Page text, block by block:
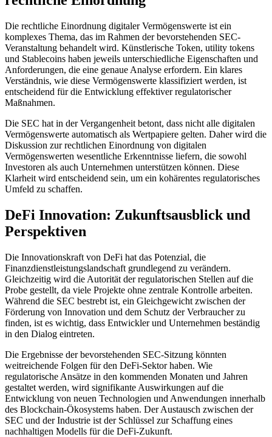
Die rechtliche Einordnung digitaler Vermögenswerte ist ein
komplexes Thema, das im Rahmen der bevorstehenden SEC-
Veranstaltung behandelt wird. Künstlerische Token, utility tokens
und Stablecoins haben jeweils unterschiedliche Eigenschaften und
Anforderungen, die eine genaue Analyse erfordern. Ein klares
Verständnis, wie diese Vermögenswerte klassifiziert werden, ist
entscheidend für die Entwicklung effektiver regulatorischer
Maßnahmen.
Die SEC hat in der Vergangenheit betont, dass nicht alle digitalen
Vermögenswerte automatisch als Wertpapiere gelten. Daher wird die
Diskussion zur rechtlichen Einordnung von digitalen
Vermögenswerten wesentliche Erkenntnisse liefern, die sowohl
Investoren als auch Unternehmen unterstützen können. Diese
Klarheit wird entscheidend sein, um ein kohärentes regulatorisches
Umfeld zu schaffen.
DeFi Innovation: Zukunftsausblick und
Perspektiven
Die Innovationskraft von DeFi hat das Potenzial, die
Finanzdienstleistungslandschaft grundlegend zu verändern.
Gleichzeitig wird die Autorität der regulatorischen Stellen auf die
Probe gestellt, da viele Projekte ohne zentrale Kontrolle arbeiten.
Während die SEC bestrebt ist, ein Gleichgewicht zwischen der
Förderung von Innovation und dem Schutz der Verbraucher zu
finden, ist es wichtig, dass Entwickler und Unternehmen beständig
in den Dialog eintreten.
Die Ergebnisse der bevorstehenden SEC-Sitzung könnten
weitreichende Folgen für den DeFi-Sektor haben. Wie
regulatorische Ansätze in den kommenden Monaten und Jahren
gestaltet werden, wird signifikante Auswirkungen auf die
Entwicklung von neuen Technologien und Anwendungen innerhalb
des Blockchain-Ökosystems haben. Der Austausch zwischen der
SEC und der Industrie ist der Schlüssel zur Schaffung eines
nachhaltigen Modells für die DeFi-Zukunft.